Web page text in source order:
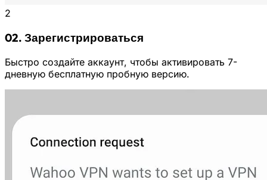
2
02. Зарегистрироваться
Быстро создайте аккаунт, чтобы активировать 7-
дневную бесплатную пробную версию.